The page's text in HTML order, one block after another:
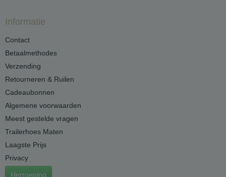
Informatie
Contact
Betaalmethodes
Verzending
Retourneren & Ruilen
Cadeaubonnen
Algemene voorwaarden
Meest gestelde vragen
Trailerhoes Maten
Laagste Prijs
Privacy
Herroeping